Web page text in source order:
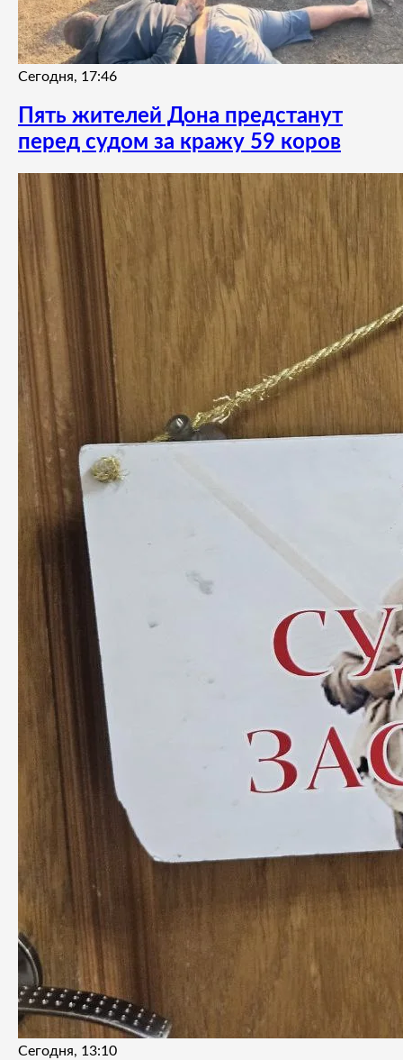
Сегодня, 17:46
Пять жителей Дона предстанут
перед судом за кражу 59 коров
Сегодня, 13:10